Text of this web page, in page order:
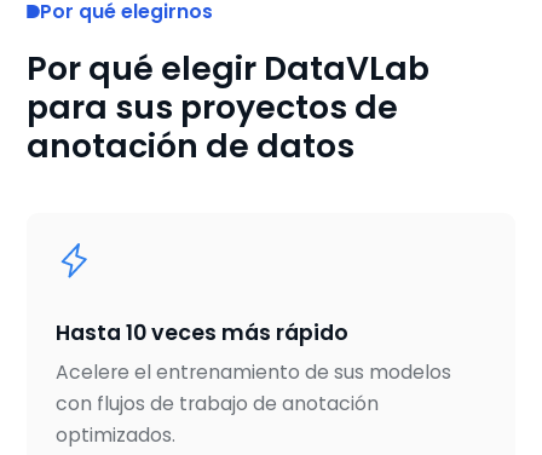
Por qué elegirnos
Por qué elegir DataVLab
para sus proyectos de
anotación de datos
Hasta 10 veces más rápido
Acelere el entrenamiento de sus modelos
con flujos de trabajo de anotación
optimizados.